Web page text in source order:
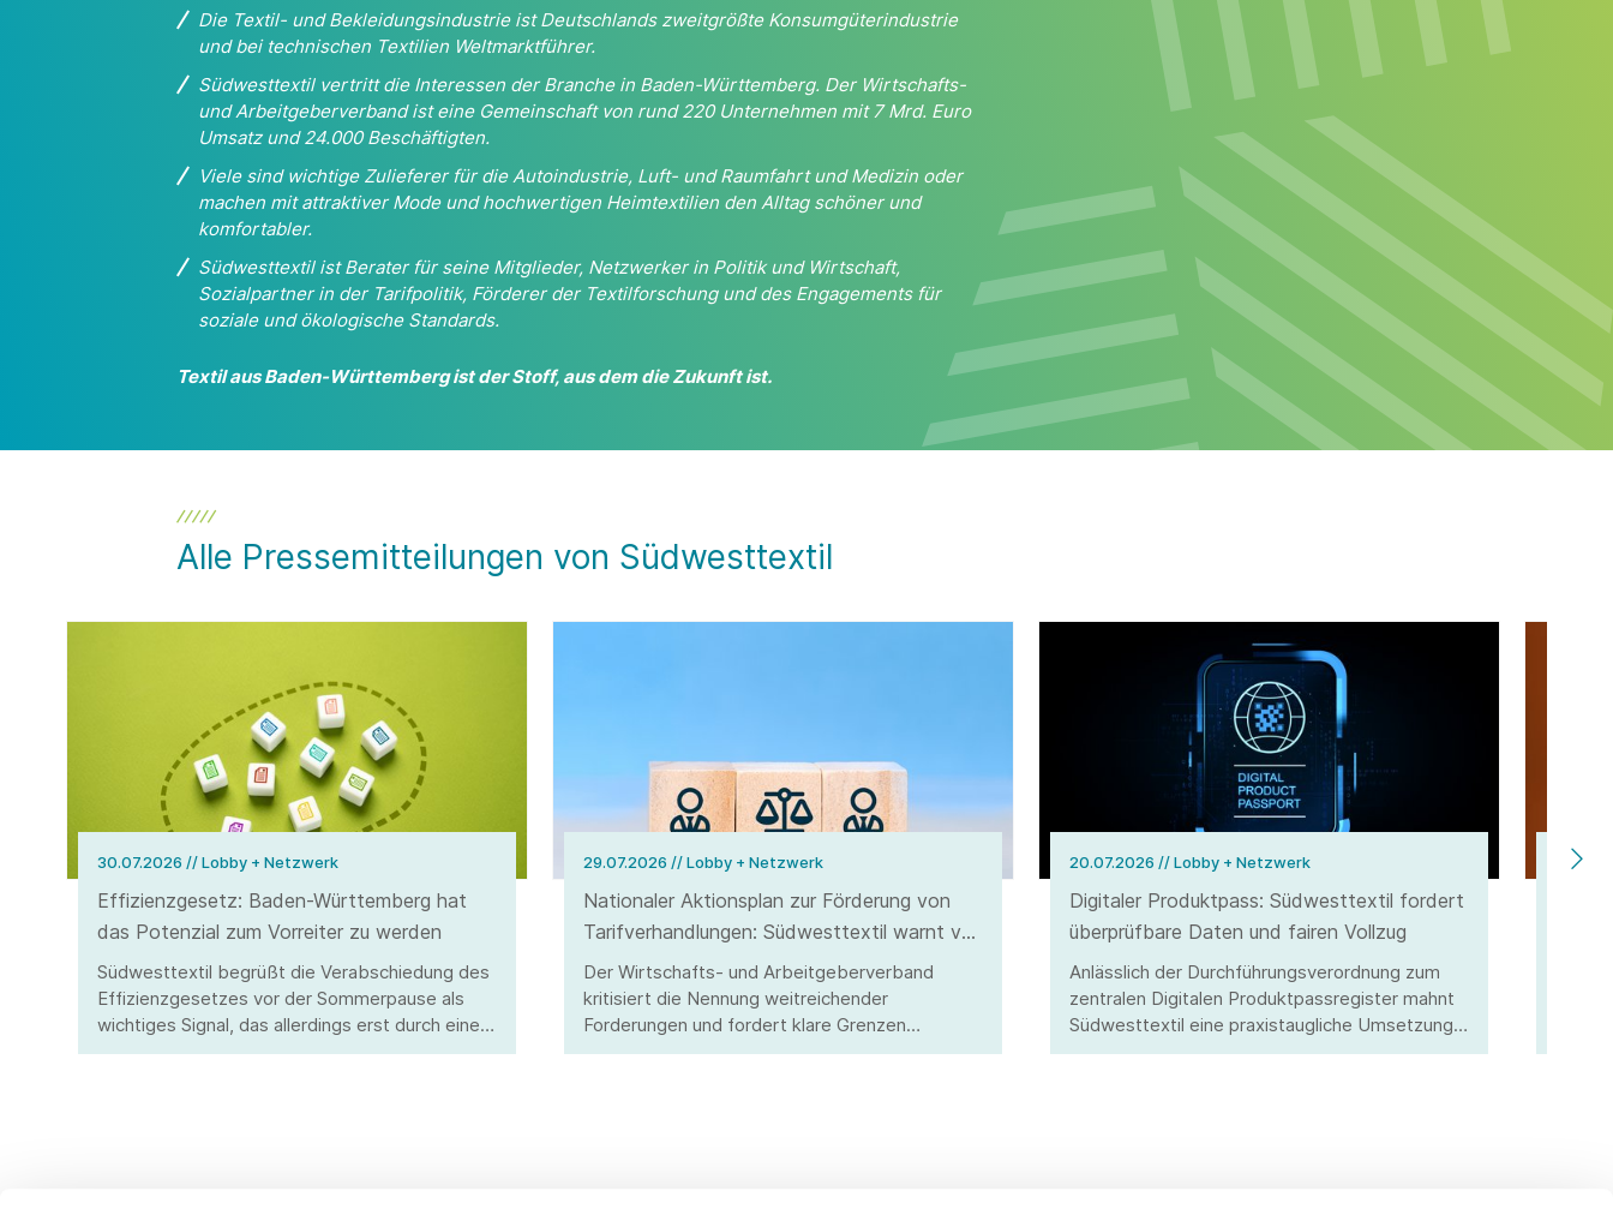
Die Textil- und Bekleidungsindustrie ist Deutschlands zweitgrößte Konsumgüterindustrie
und bei technischen Textilien Weltmarktführer.
Südwesttextil vertritt die Interessen der Branche in Baden-Württemberg. Der Wirtschafts-
und Arbeitgeberverband ist eine Gemeinschaft von rund 220 Unternehmen mit 7 Mrd. Euro
Umsatz und 24.000 Beschäftigten.
Viele sind wichtige Zulieferer für die Autoindustrie, Luft- und Raumfahrt und Medizin oder
machen mit attraktiver Mode und hochwertigen Heimtextilien den Alltag schöner und
komfortabler.
Südwesttextil ist Berater für seine Mitglieder, Netzwerker in Politik und Wirtschaft,
Sozialpartner in der Tarifpolitik, Förderer der Textilforschung und des Engagements für
soziale und ökologische Standards.
Textil aus Baden-Württemberg ist der Stoff, aus dem die Zukunft ist.
Alle Pressemitteilungen von Südwesttextil
30.07.2026 // Lobby + Netzwerk
Effizienzgesetz: Baden-Württemberg hat
das Potenzial zum Vorreiter zu werden
Südwesttextil begrüßt die Verabschiedung des
Effizienzgesetzes vor der Sommerpause als
wichtiges Signal, das allerdings erst durch eine
stringente Umsetzung überzeugen kann.
29.07.2026 // Lobby + Netzwerk
Nationaler Aktionsplan zur Förderung von
Tarifverhandlungen: Südwesttextil warnt vor
Eingriffen in Tarifautonomie und
Koalitionsfreiheit
Der Wirtschafts- und Arbeitgeberverband
kritisiert die Nennung weitreichender
Forderungen und fordert klare Grenzen
staatlichen Handelns.
20.07.2026 // Lobby + Netzwerk
Digitaler Produktpass: Südwesttextil fordert
überprüfbare Daten und fairen Vollzug
Anlässlich der Durchführungsverordnung zum
zentralen Digitalen Produktpassregister mahnt
Südwesttextil eine praxistaugliche Umsetzung
an. Nur mit kontrollierbaren Angaben und